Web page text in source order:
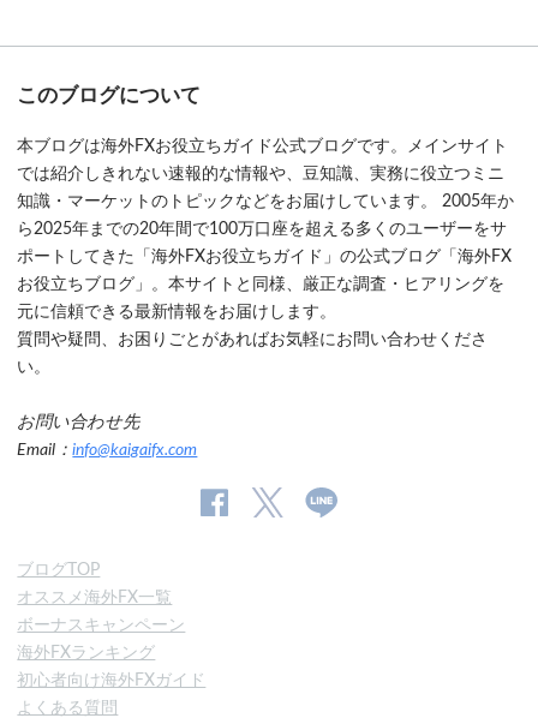
このブログについて
本ブログは海外FXお役立ちガイド公式ブログです。メインサイト
では紹介しきれない速報的な情報や、豆知識、実務に役立つミニ
知識・マーケットのトピックなどをお届けしています。 2005年か
ら2025年までの20年間で100万口座を超える多くのユーザーをサ
ポートしてきた「海外FXお役立ちガイド」の公式ブログ「海外FX
お役立ちブログ」。本サイトと同様、厳正な調査・ヒアリングを
元に信頼できる最新情報をお届けします。
質問や疑問、お困りごとがあればお気軽にお問い合わせくださ
い。
お問い合わせ先
Email：info@kaigaifx.com
ブログTOP
オススメ海外FX一覧
ボーナスキャンペーン
海外FXランキング
初心者向け海外FXガイド
よくある質問